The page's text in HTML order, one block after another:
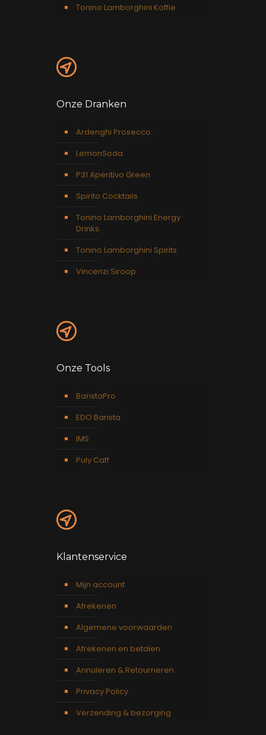
Tonino Lamborghini Koffie
Onze Dranken
Ardenghi Prosecco
LemonSoda
P31 Aperitivo Green
Spirito Cocktails
Tonino Lamborghini Energy
Drinks
Tonino Lamborghini Spirits
Vincenzi Siroop
Onze Tools
BaristaPro
EDO Barista
IMS
Puly Caff
Klantenservice
Mijn account
Afrekenen
Algemene voorwaarden
Afrekenen en betalen
Annuleren & Retourneren
Privacy Policy
Verzending & bezorging